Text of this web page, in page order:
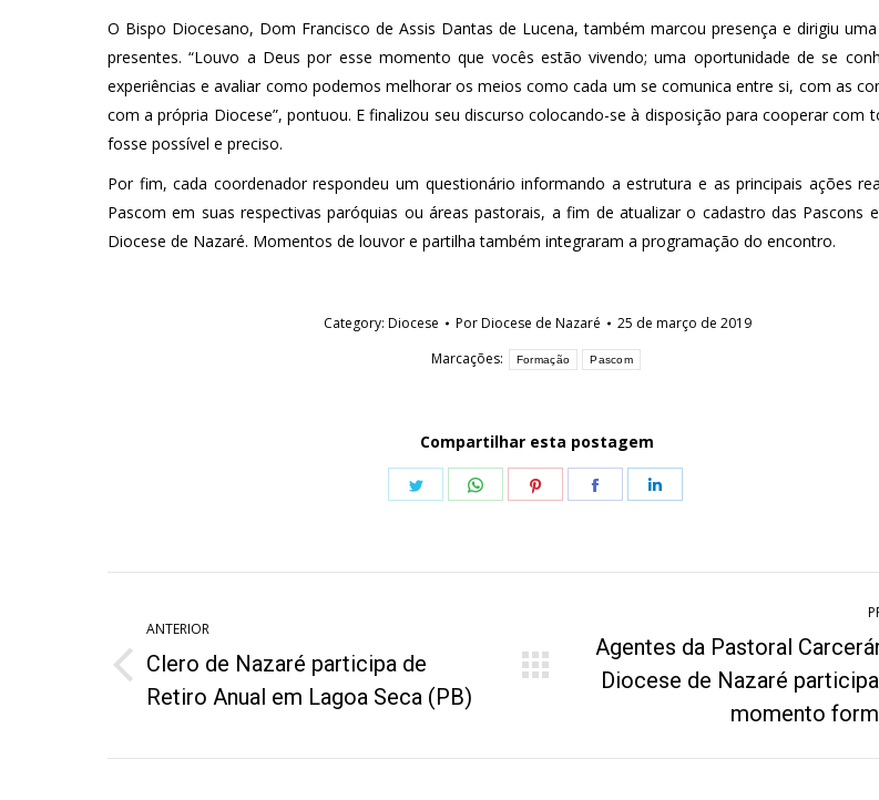
O Bispo Diocesano, Dom Francisco de Assis Dantas de Lucena, também marcou presença e dirigiu
presentes. “Louvo a Deus por esse momento que vocês estão vivendo; uma oportunidade de se
experiências e avaliar como podemos melhorar os meios como cada um se comunica entre si, com as
com a própria Diocese”, pontuou. E finalizou seu discurso colocando-se à disposição para cooperar com
fosse possível e preciso.
Por fim, cada coordenador respondeu um questionário informando a estrutura e as principais ações
Pascom em suas respectivas paróquias ou áreas pastorais, a fim de atualizar o cadastro das Pascons
Diocese de Nazaré. Momentos de louvor e partilha também integraram a programação do encontro.
Category: Diocese PorDiocese de Nazaré
25 de março de 2019
Marcações:
Formação Pascom
Compartilhar esta postagem
Share Share
Share
Share
de
post:
ANTERIOR
Post
anterior:
Clero de Nazaré participa de
Retiro Anual em Lagoa Seca (PB)
Próximo
Agentes da Pastoral
Diocese de Nazaré
momento